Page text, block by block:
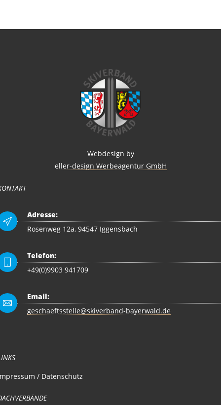
Webdesign by
eller-design Werbeagentur GmbH
Adresse:
Rosenweg 12a, 94547 Iggensbach
Telefon:
+49(0)9903 941709
Email:
geschaeftsstelle@skiverband-bayerwald.de
/ Datenschutz